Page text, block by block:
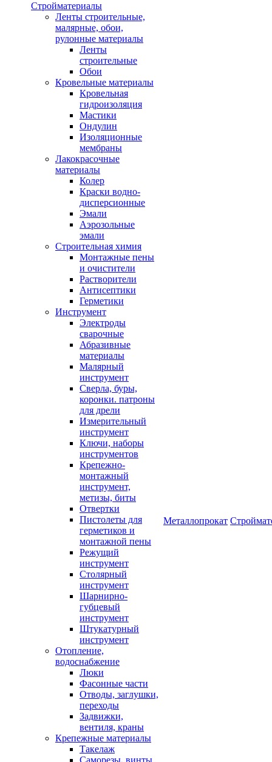
Стройматериалы
Ленты строительные,
малярные, обои,
рулонные материалы
Ленты
строительные
Обои
Кровельные материалы
Кровельная
гидроизоляция
Мастики
Ондулин
Изоляционные
мембраны
Лакокрасочные
материалы
Колер
Краски водно-
дисперсионные
Эмали
Аэрозольные
эмали
Строительная химия
Монтажные пены
и очистители
Растворители
Антисептики
Герметики
Инструмент
Электроды
сварочные
Абразивные
материалы
Малярный
инструмент
Сверла, буры,
коронки. патроны
для дрели
Измерительный
инструмент
Ключи, наборы
инструментов
Крепежно-
монтажный
инструмент,
метизы, биты
Отвертки
Пистолеты для
герметиков и
монтажной пены
Режущий
инструмент
Столярный
инструмент
Шарнирно-
губцевый
инструмент
Штукатурный
инструмент
Отопление,
водоснабжение
Люки
Фасонные части
Отводы, заглушки,
переходы
Задвижки,
вентиля, краны
Крепежные материалы
Такелаж
Саморезы, винты
Металлопрокат